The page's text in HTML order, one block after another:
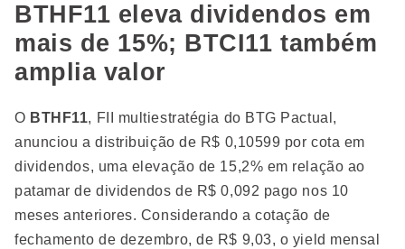
BTHF11 eleva dividendos em
mais de 15%; BTCI11 também
amplia valor
O BTHF11, FII multiestratégia do BTG Pactual,
anunciou a distribuição de R$ 0,10599 por cota em
dividendos, uma elevação de 15,2% em relação ao
patamar de dividendos de R$ 0,092 pago nos 10
meses anteriores. Considerando a cotação de
fechamento de dezembro, de R$ 9,03, o yield mensal